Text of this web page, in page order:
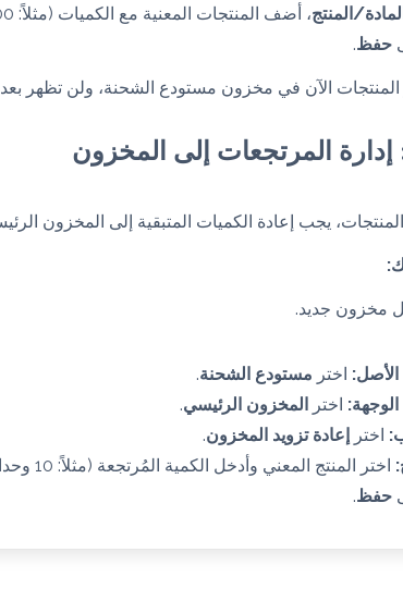
المنتج، أضف المنتجات المعنية مع الكميات (مثلاً: 100 وحدة).
حفظ.
الآن في مخزون مستودع الشحنة، ولن تظهر
المنتجات، يجب إعادة الكميات المتبقية إلى المخزون
مخزون جديد.
اختر مستودع الشحنة.
اختر المخزون الرئيسي.
اخترإعادة تزويد المخزون.
اختر المنتج المعني وأدخل الكمية المُرتجعة (مثلاً: 10 وحدات).
حفظ.